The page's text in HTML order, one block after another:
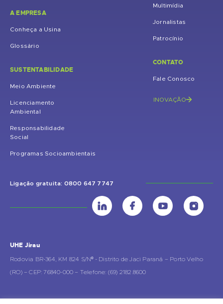
A EMPRESA
Conheça a Usina
Glossário
SUSTENTABILIDADE
Meio Ambiente
Licenciamento
Ambiental
Responsabilidade
Social
Programas Socioambientais
Multimídia
Jornalistas
Patrocínio
CONTATO
Fale Conosco
INOVAÇÃO
Ligação gratuita: 0800 647 7747
UHE Jirau
Rodovia BR-364, KM 824 S/Nº - Distrito de Jaci Paraná – Porto Velho
(RO) – CEP: 76840-000 – Telefone: (69) 2182.8600